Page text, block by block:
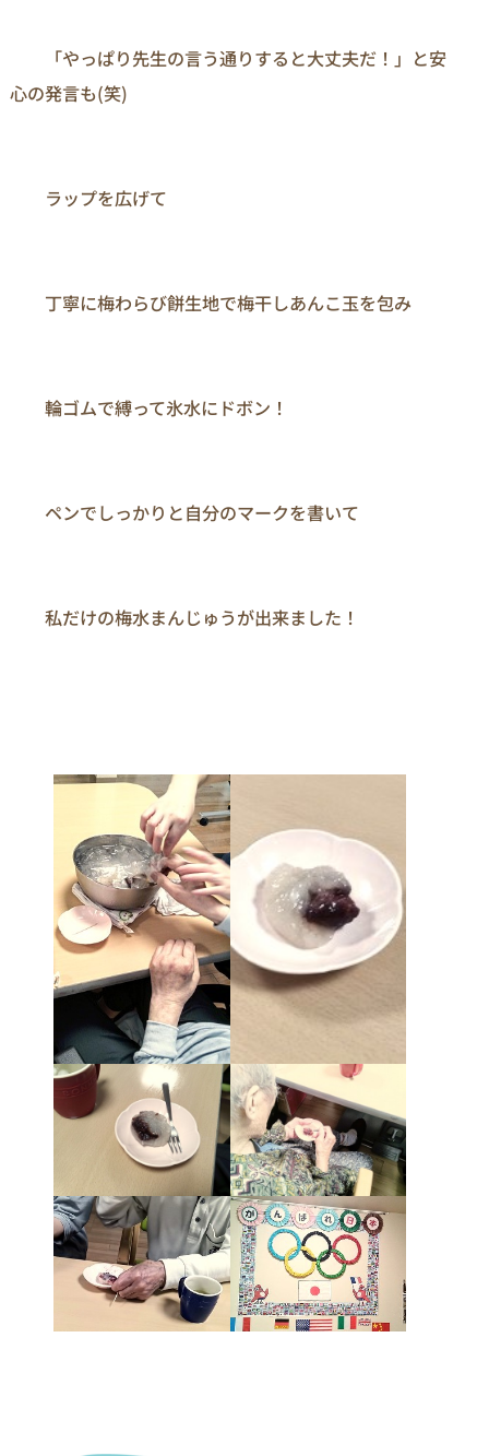
「やっぱり先生の言う通りすると大丈夫だ！」と安
心の発言も(笑)
ラップを広げて
丁寧に梅わらび餅生地で梅干しあんこ玉を包み
輪ゴムで縛って氷水にドボン！
ペンでしっかりと自分のマークを書いて
私だけの梅水まんじゅうが出来ました！